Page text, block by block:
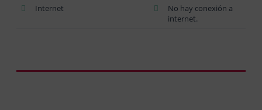
Internet
No hay conexión a
internet.